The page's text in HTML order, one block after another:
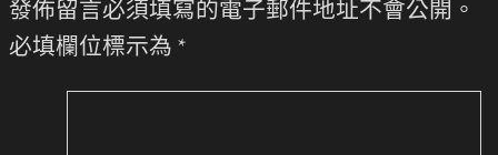
發佈留言必須填寫的電子郵件地址不會公開。
必填欄位標示為 *